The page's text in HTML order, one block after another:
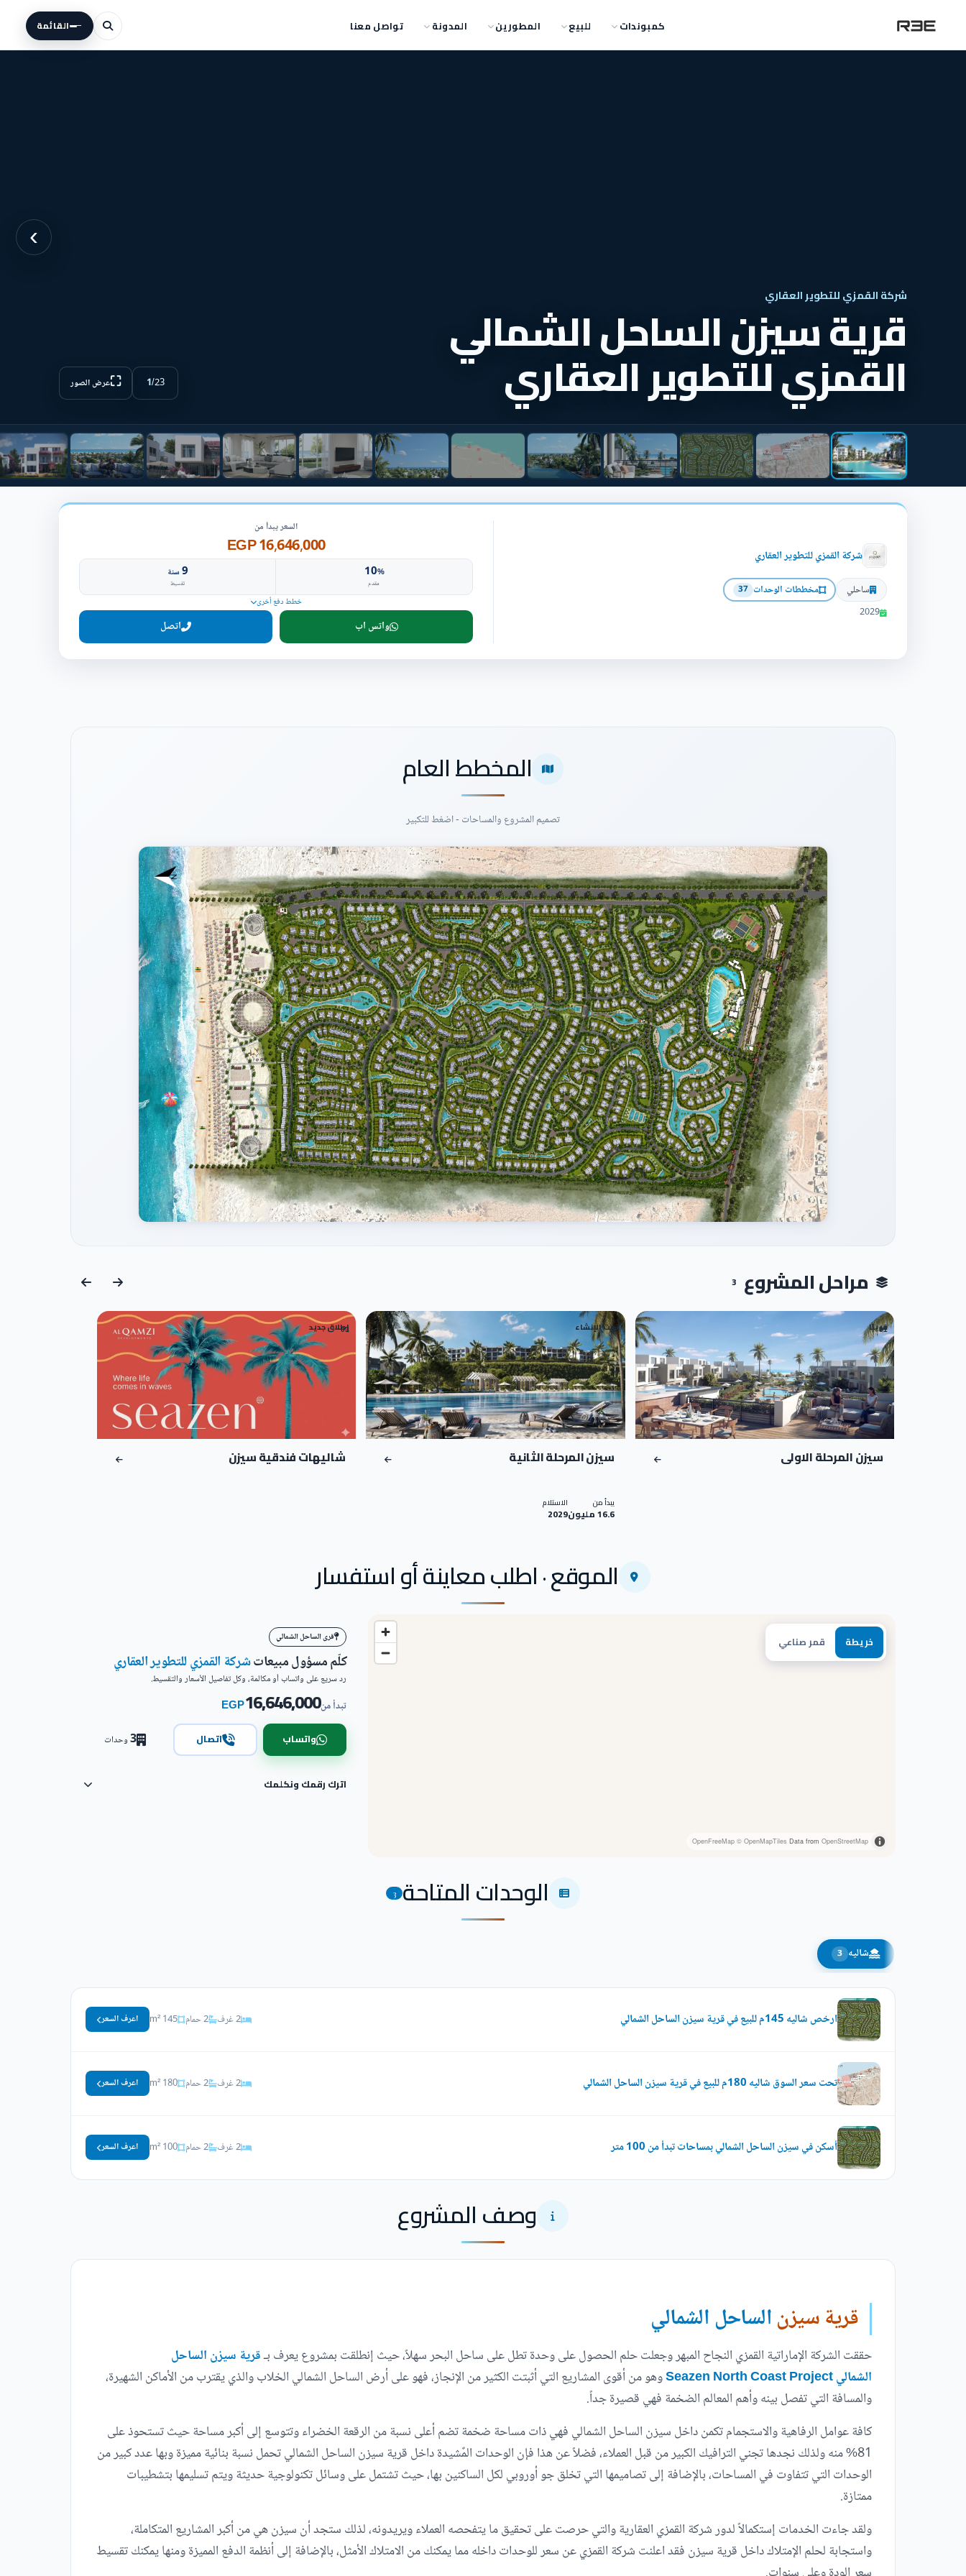
كمبوندات للبيع المطورين المدونة تواصل معنا القائمة
›
شركة القمزي للتطوير العقاري
قرية سيزن الساحل الشمالي
القمزي للتطوير العقاري 1/23
⛶عرض الصور
شركة القمزي للتطوير العقاري
ساحلي مخططات الوحدات 37
2029
السعر يبدأ من
16,646,000 EGP
10%
مقدم
9سنة
تقسيط
خطط دفع أخرى
واتس اب اتصل
المخطط العام
تصميم المشروع والمساحات - اضغط للتكبير
مراحل المشروع 3
قريبًا
01
سيزن المرحلة الاولى
تحت الإنشاء
02
سيزن المرحلة الثانية
يبدأ من
16.6 مليون
الاستلام
2029
إطلاق جديد
03
شاليهات فندقية سيزن
الموقع · اطلب معاينة أو استفسار
خريطة قمر صناعي
OpenFreeMap © OpenMapTiles Data from OpenStreetMap
قرى الساحل الشمالي
كلّم مسؤول مبيعاتشركة القمزي للتطوير العقاري
رد سريع على واتساب أو مكالمة، وكل تفاصيل الأسعار والتقسيط.
تبدأ من16,646,000
EGP
واتساب اتصال 3وحدات
اترك رقمك ونكلمك
الوحدات المتاحة 3
شاليه 3
ارخص شاليه 145م للبيع في قرية سيزن الساحل الشمالي 2 غرف 2 حمام 145 m² اعرف السعر
تحت سعر السوق شاليه 180م للبيع في قرية سيزن الساحل الشمالي 2 غرف 2 حمام 180 m² اعرف السعر
أسكن في سيزن الساحل الشمالي بمساحات تبدأ من 100 متر 2 غرف 2 حمام 100 m² اعرف السعر
وصف المشروع
قرية سيزنالساحل الشمالي
حققت الشركة الإماراتية القمزي النجاح المبهر وجعلت حلم الحصول على وحدة تطل على ساحل البحر سهلاً، حيث إنطلقت بمشروع يعرف بـقرية سيزن الساحل
الشمالي Seazen North Coast Project
وهو من أقوى المشاريع التي أثبتت الكثير من الإنجاز، فهو على أرض الساحل الشمالي الخلاب والذي يقترب من الأماكن الشهيرة،
والمسافة التي تفصل بينه وأهم المعالم الضخمة فهي قصيرة جداً.
كافة عوامل الرفاهية والاستجمام تكمن داخل سيزن الساحل الشمالي فهي ذات مساحة ضخمة تضم أعلى نسبة من الرقعة الخضراء وتتوسع إلى أكبر مساحة حيث تستحوذ على
81% منه ولذلك نجدها تجني الترافيك الكبير من قبل العملاء، فضلاً عن هذا فإن الوحدات المٌشيدة داخل قرية سيزن الساحل الشمالي تحمل نسبة بنائية مميزة وبها عدد كبير من
الوحدات التي تتفاوت في المساحات، بالإضافة إلى تصاميمها التي تخلق جو أوروبي لكل الساكنين بها، حيث تشتمل على وسائل تكنولوجية حديثة ويتم تسليمها بتشطيبات
ممتازة.
ولقد جاءت الخدمات إستكمالاً لدور شركة القمزي العقارية والتي حرصت على تحقيق ما يتفحصه العملاء ويريدونه، لذلك ستجد أن سيزن هي من أكبر المشاريع المتكاملة،
واستجابة لحلم الإمتلاك داخل قرية سيزن فقد اعلنت شركة القمزي عن سعر للوحدات داخله مما يمكنك من الامتلاك الأمثل، بالإضافة إلى أنظمة الدفع المميزة ومنها يمكنك تقسيط